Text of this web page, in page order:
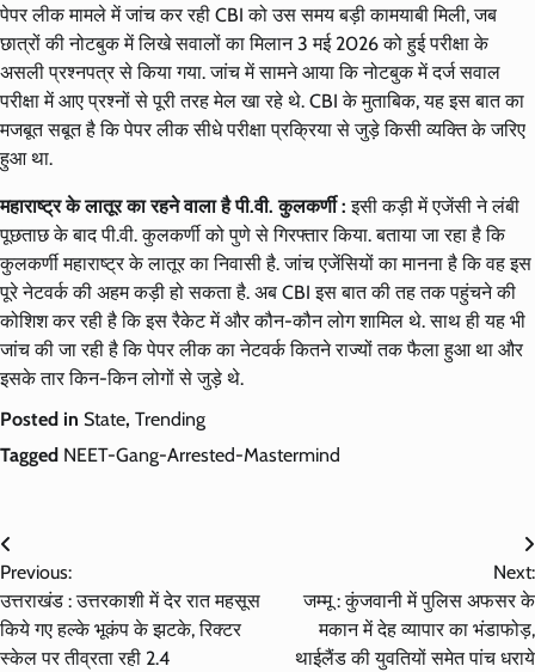
पेपर लीक मामले में जांच कर रही CBI को उस समय बड़ी कामयाबी मिली, जब
छात्रों की नोटबुक में लिखे सवालों का मिलान 3 मई 2026 को हुई परीक्षा के
असली प्रश्नपत्र से किया गया. जांच में सामने आया कि नोटबुक में दर्ज सवाल
परीक्षा में आए प्रश्नों से पूरी तरह मेल खा रहे थे. CBI के मुताबिक, यह इस बात का
मजबूत सबूत है कि पेपर लीक सीधे परीक्षा प्रक्रिया से जुड़े किसी व्यक्ति के जरिए
हुआ था.
महाराष्ट्र के लातूर का रहने वाला है पी.वी. कुलकर्णी :इसी कड़ी में एजेंसी ने लंबी
पूछताछ के बाद पी.वी. कुलकर्णी को पुणे से गिरफ्तार किया. बताया जा रहा है कि
कुलकर्णी महाराष्ट्र के लातूर का निवासी है. जांच एजेंसियों का मानना है कि वह इस
पूरे नेटवर्क की अहम कड़ी हो सकता है. अब CBI इस बात की तह तक पहुंचने की
कोशिश कर रही है कि इस रैकेट में और कौन-कौन लोग शामिल थे. साथ ही यह भी
जांच की जा रही है कि पेपर लीक का नेटवर्क कितने राज्यों तक फैला हुआ था और
इसके तार किन-किन लोगों से जुड़े थे.
Posted in State, Trending
Tagged NEET-Gang-Arrested-Mastermind
Post
navigation
Previous:
उत्तराखंड : उत्तरकाशी में देर रात महसूस
किये गए हल्के भूकंप के झटके, रिक्टर
स्केल पर तीव्रता रही 2.4
Next:
जम्मू : कुंजवानी में पुलिस अफसर के
मकान में देह व्यापार का भंडाफोड़,
थाईलैंड की युवतियों समेत पांच धराये